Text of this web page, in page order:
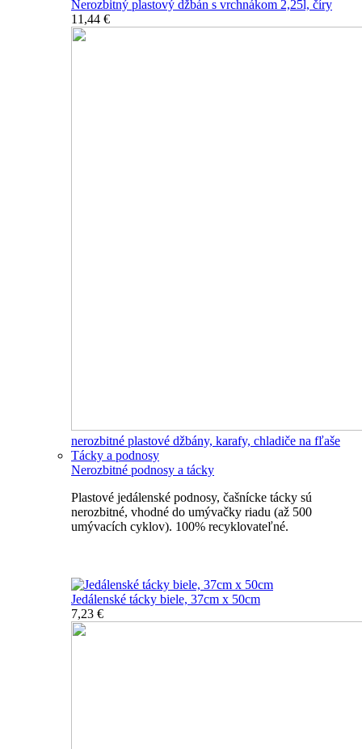
Nerozbitný plastový džbán s vrchnákom 2,25l, číry
11,44 €
nerozbitné plastové džbány, karafy, chladiče na fľaše
Tácky a podnosy
Nerozbitné podnosy a tácky
Plastové jedálenské podnosy, čašnícke tácky sú
nerozbitné, vhodné do umývačky riadu (až 500
umývacích cyklov). 100% recyklovateľné.
Jedálenské tácky biele, 37cm x 50cm
7,23 €